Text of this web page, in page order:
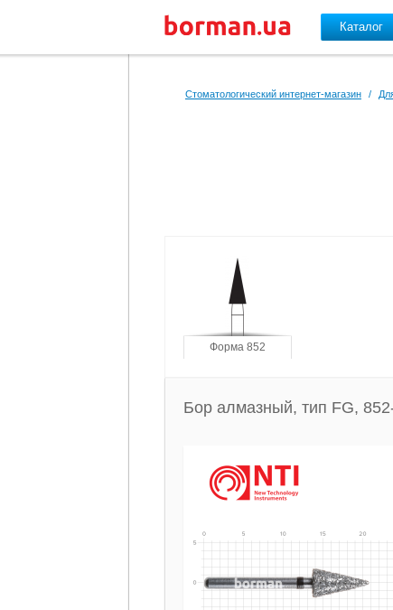
Каталог
Стоматологический интернет-магазин /
Форма 852
Бор алмазный, тип FG,